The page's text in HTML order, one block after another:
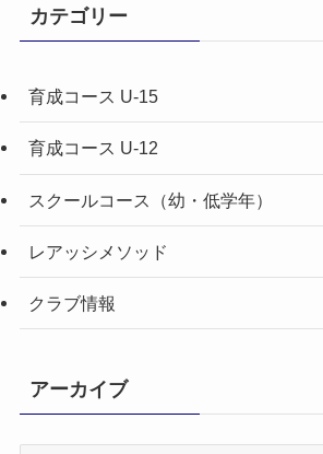
カテゴリー
育成コース U-15
育成コース U-12
スクールコース（幼・低学年）
レアッシメソッド
クラブ情報
アーカイブ